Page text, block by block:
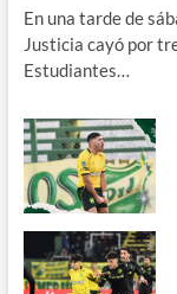
En una tarde de
Justicia cayó por
Estudiantes…